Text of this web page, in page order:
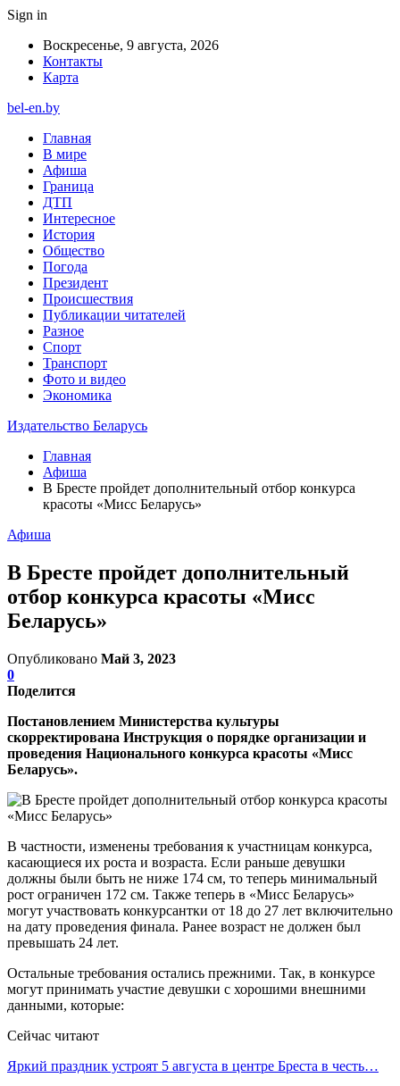
Sign in
Воскресенье, 9 августа, 2026
Контакты
Карта
bel-en.by
Главная
В мире
Афиша
Граница
ДТП
Интересное
История
Общество
Погода
Президент
Происшествия
Публикации читателей
Разное
Спорт
Транспорт
Фото и видео
Экономика
Издательство Беларусь
Главная
Афиша
В Бресте пройдет дополнительный отбор конкурса
красоты «Мисс Беларусь»
Афиша
В Бресте пройдет дополнительный
отбор конкурса красоты «Мисс
Беларусь»
Опубликовано Май 3, 2023
0
Поделится
Постановлением Министерства культуры
скорректирована Инструкция о порядке организации и
проведения Национального конкурса красоты «Мисс
Беларусь».
В частности, изменены требования к участницам конкурса,
касающиеся их роста и возраста. Если раньше девушки
должны были быть не ниже 174 см, то теперь минимальный
рост ограничен 172 см. Также теперь в «Мисс Беларусь»
могут участвовать конкурсантки от 18 до 27 лет включительно
на дату проведения финала. Ранее возраст не должен был
превышать 24 лет.
Остальные требования остались прежними. Так, в конкурсе
могут принимать участие девушки с хорошими внешними
данными, которые:
Сейчас читают
Яркий праздник устроят 5 августа в центре Бреста в честь…